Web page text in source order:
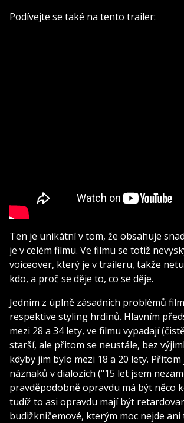
Podívejte se také na tento trailer:
Ten je unikátní v tom, že obsahuje
je v celém filmu. Ve filmu se totiž
voiceover, který je v traileru, takže
kdo, a proč se děje to, co se děje.
Jedním z úplně zásadních problémů
respektive styling hrdinů. Hlavním
mezi 28 a 34 lety, ve filmu vypadají
starší, ale přitom se neustále, bez
kdyby jim bylo mezi 18 a 20 lety.
náznaků v dialozích ("15 let jsem
pravděpodobně opravdu má být něco
tudíž to asi opravdu mají být
budižkničemové, kterým moc nejde ani